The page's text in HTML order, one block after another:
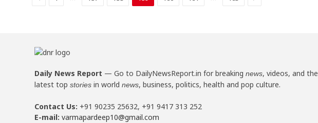
Daily News Report — Go to DailyNewsReport.in for breaking news, videos, and the
latest top stories in world news, business, politics, health and pop culture.
Contact Us: +91 90235 25632, +91 9417 313 252
E-mail: varmapardeep10@gmail.com